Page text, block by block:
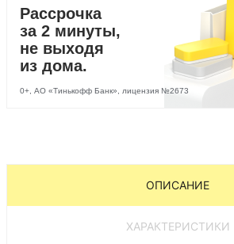
Рассрочка
за 2 минуты,
не выходя
из дома.
0+, АО «Тинькофф Банк», лицензия №2673
ОПИСАНИЕ
ХАРАКТЕРИСТИКИ